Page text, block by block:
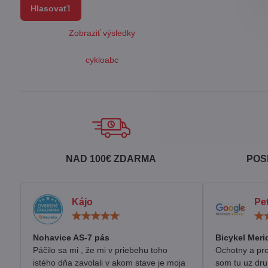
Hlasovať!
Zobraziť výsledky
cykloabc
NAD 100€ ZDARMA
Kájo
Nohavice AS-7 pás
Páčilo sa mi , že mi v priebehu toho
istého dňa zavolali v akom stave je moja
Bicykel
Ochotny a
som tu uz